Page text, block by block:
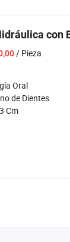
con
/ Pieza
Oral
de Dientes
Cm